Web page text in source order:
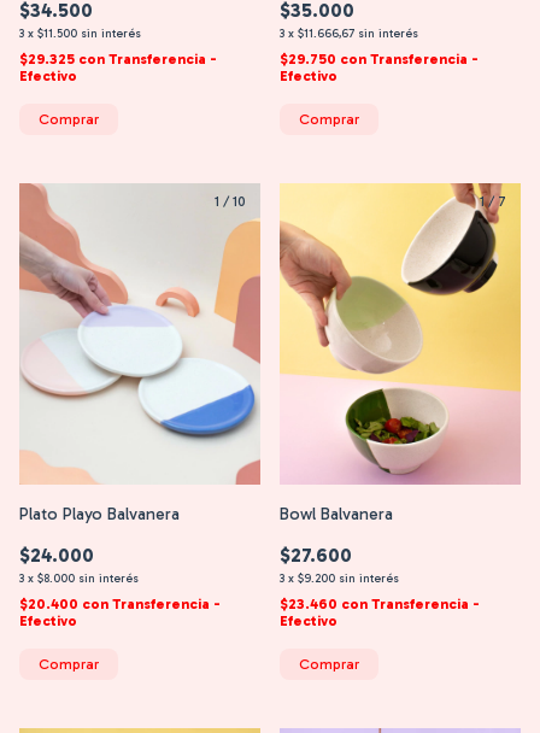
$34.500
3 x $11.500 sin interés
$29.325 con Transferencia -
Efectivo
Comprar
$35.000
3 x $11.666,67 sin interés
$29.750 con Transferencia -
Efectivo
Comprar
1 / 10
Plato Playo Balvanera
$24.000
3 x $8.000 sin interés
$20.400 con Transferencia -
Efectivo
Comprar
1/7
Bowl Balvanera
$27.600
3 x $9.200 sin interés
$23.460 con Transferencia -
Efectivo
Comprar